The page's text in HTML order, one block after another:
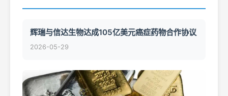
辉瑞与信达生物达成105亿美元癌症药物合作协议
2026-05-29